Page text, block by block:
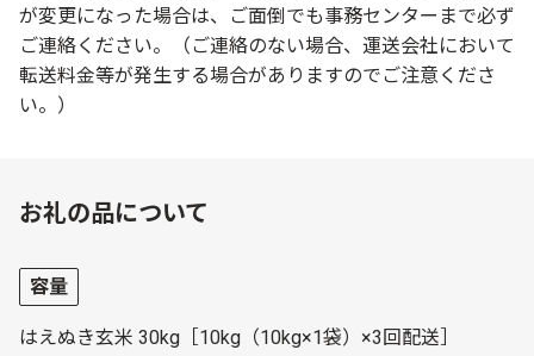
が変更になった場合は、ご面倒でも事務センターまで必ず
ご連絡ください。（ご連絡のない場合、運送会社において
転送料金等が発生する場合がありますのでご注意くださ
い。）
お礼の品について
容量
はえぬき玄米 30kg［10kg（10kg×1袋）×3回配送］